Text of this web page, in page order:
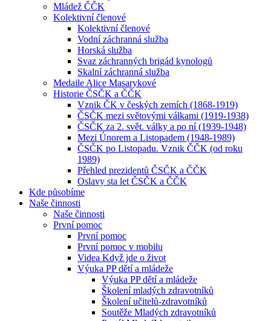
Mládež ČČK
Kolektivní členové
Kolektivní členové
Vodní záchranná služba
Horská služba
Svaz záchranných brigád kynologů
Skalní záchranná služba
Medaile Alice Masarykové
Historie ČSČK a ČČK
Vznik ČK v českých zemích (1868-1919)
ČSČK mezi světovými válkami (1919-1938)
ČSČK za 2. svět. války a po ní (1939-1948)
Mezi Únorem a Listopadem (1948-1989)
ČSČK po Listopadu. Vznik ČČK (od roku
1989)
Přehled prezidentů ČSČK a ČČK
Oslavy sta let ČSČK a ČČK
Kde působíme
Naše činnosti
Naše činnosti
První pomoc
První pomoc
První pomoc v mobilu
Videa Když jde o život
Výuka PP dětí a mládeže
Výuka PP dětí a mládeže
Školení mladých zdravotníků
Školení učitelů-zdravotníků
Soutěže Mladých zdravotníků